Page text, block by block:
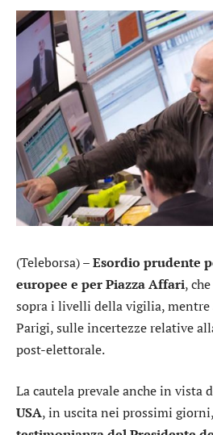
(Teleborsa) –Esordio prudente
europee e per Piazza Affari,
sopra i livelli della vigilia,
Parigi, sulle incertezze relative
post-elettorale.
La cautela prevale anche in vista
USA, in uscita nei prossimi